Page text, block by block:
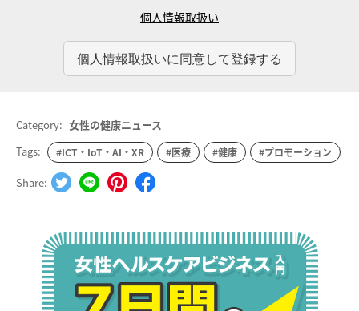
個人情報取扱い
Category: 女性の健康ニュース
Tags:
#ICT・IoT・AI・XR #医療 #健康 #プロモーション
Share: